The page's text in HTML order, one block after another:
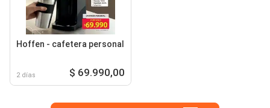
Hoffen - cafetera personal
2 días $ 69.990,00